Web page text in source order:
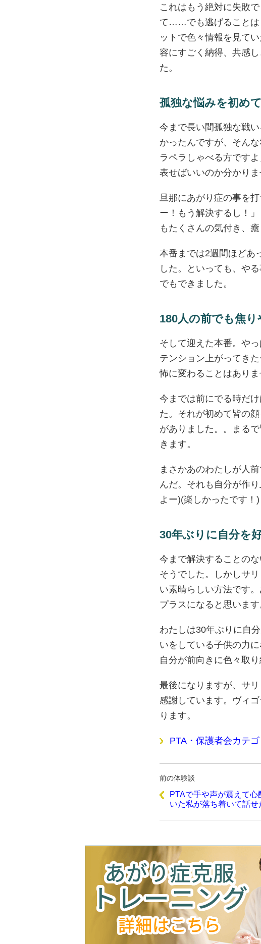
これはもう絶対に失敗
て……でも逃げることは
ットで色々情報を見て
容にすごく納得、共感
た。
孤独な悩みを初め
今まで長い間孤独な戦
かったんですが、そん
ラペラしゃべる方です
表せばいいのか分かりま
旦那にあがり症の事を
ー！もう解決するし！
もたくさんの気付き、癒
本番までは2週間ほどあ
した。といっても、や
でもできました。
180人の前でも焦
そして迎えた本番。や
テンション上がってき
怖に変わることはありま
今までは前にでる時だ
た。それが初めて皆の
がありました。。まる
きます。
まさかあのわたしが人
んだ。それも自分が作
よー)(楽しかったです！
30年ぶりに自分を
今まで解決することの
そうでした。しかしサ
い素晴らしい方法です
プラスになると思います
わたしは30年ぶりに自
いをしている子供の力
自分が前向きに色々取
最後になりますが、サ
感謝しています。ヴィ
ります。
PTA・保護者会カテ
前の体験談
PTAで手や声が震えて心
いた私が落ち着いて話せ